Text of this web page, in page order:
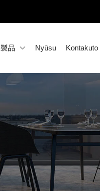
製品 Nyūsu Kontakuto